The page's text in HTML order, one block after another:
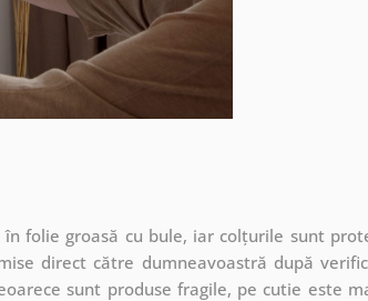
folie groasă cu bule, iar colțurile sunt
direct către dumneavoastră după
sunt produse fragile, pe cutie este